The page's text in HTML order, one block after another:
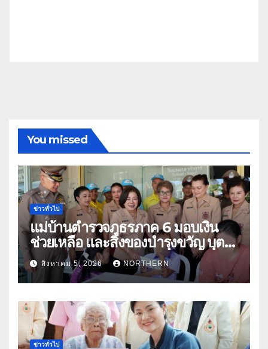
You missed
ข่าวทั่วไป
แม่บ้านตำรวจภูธรภาค 6 มอบเงิน
ช่วยเหลือ และสิ่งของบำรุงขวัญ บุตร-
ธิดา ข้าราชการตำรวจจังหวัด
อุทัยธานี
สิงหาคม 5, 2026 NORTHERN
ข่าวทั่วไป